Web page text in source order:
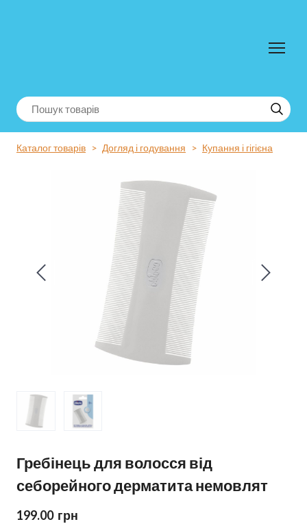
Каталог товарів Догляд і годування Купання і гігієна
Гребінець для волосся від
себорейного дерматита немовлят
199.00  грн